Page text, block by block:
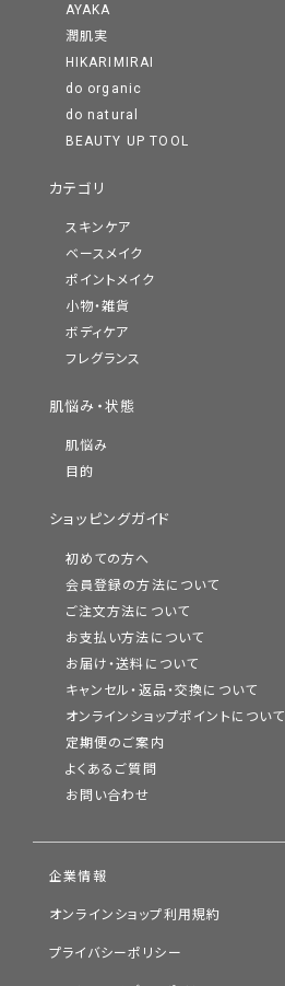
AYAKA
潤肌実
HIKARIMIRAI
do organic
do natural
BEAUTY UP TOOL
カテゴリ
スキンケア
ベースメイク
ポイントメイク
小物・雑貨
ボディケア
フレグランス
肌悩み・状態
肌悩み
目的
ショッピングガイド
初めての方へ
会員登録の方法について
ご注文方法について
お支払い方法について
お届け・送料について
キャンセル・返品・交換について
オンラインショップポイントについて
定期便のご案内
よくあるご質問
お問い合わせ
企業情報
オンラインショップ利用規約
プライバシーポリシー